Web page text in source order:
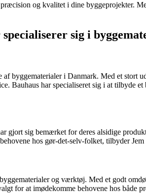
og kvalitet i dine byggeprojekter.
sig i
af byggematerialer i Danmark. Med et
Bauhaus har specialiseret sig i at tilbyde
gjort sig bemærket for deres alsidige
hos gør-det-selv-folket, tilbyder
og værktøj. Med et godt
for at imødekomme behovene hos både